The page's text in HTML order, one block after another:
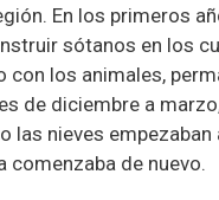
En los primeros
sótanos en los
con los animales,
de diciembre a
las nieves empezaban
comenzaba de nuevo.